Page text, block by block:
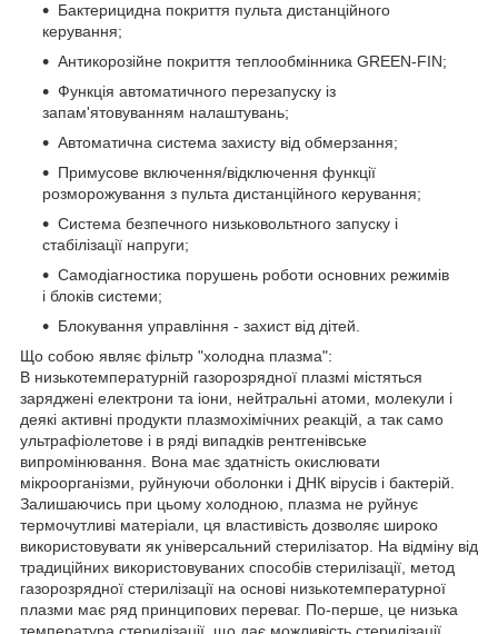
Бактерицидна покриття пульта дистанційного
керування;
Антикорозійне покриття теплообмінника GREEN-FIN;
Функція автоматичного перезапуску із
запам'ятовуванням налаштувань;
Автоматична система захисту від обмерзання;
Примусове включення/відключення функції
розморожування з пульта дистанційного керування;
Система безпечного низьковольтного запуску і
стабілізації напруги;
Самодіагностика порушень роботи основних режимів
і блоків системи;
Блокування управління - захист від дітей.
Що собою являє фільтр "холодна плазма":
В низькотемпературній газорозрядної плазмі містяться
заряджені електрони та іони, нейтральні атоми, молекули і
деякі активні продукти плазмохімічних реакцій, а так само
ультрафіолетове і в ряді випадків рентгенівське
випромінювання. Вона має здатність окислювати
мікроорганізми, руйнуючи оболонки і ДНК вірусів і бактерій.
Залишаючись при цьому холодною, плазма не руйнує
термочутливі матеріали, ця властивість дозволяє широко
використовувати як універсальний стерилізатор. На відміну від
традиційних використовуваних способів стерилізації, метод
газорозрядної стерилізації на основі низькотемпературної
плазми має ряд принципових переваг. По-перше, це низька